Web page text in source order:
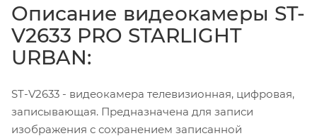
Описание видеокамеры ST-
V2633 PRO STARLIGHT
URBAN:
ST-V2633 - видеокамера телевизионная, цифровая,
записывающая. Предназначена для записи
изображения с сохранением записанной